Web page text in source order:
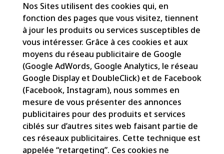
Nos Sites utilisent des cookies qui, en
fonction des pages que vous visitez, tiennent
à jour les produits ou services susceptibles de
vous intéresser. Grâce à ces cookies et aux
moyens du réseau publicitaire de Google
(Google AdWords, Google Analytics, le réseau
Google Display et DoubleClick) et de Facebook
(Facebook, Instagram), nous sommes en
mesure de vous présenter des annonces
publicitaires pour des produits et services
ciblés sur d’autres sites web faisant partie de
ces réseaux publicitaires. Cette technique est
appelée “retargeting”. Ces cookies ne